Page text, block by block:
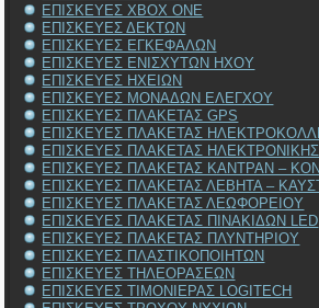
ΕΠΙΣΚΕΥΕΣ XBOX ONE
ΕΠΙΣΚΕΥΕΣ ΔΕΚΤΩΝ
ΕΠΙΣΚΕΥΕΣ ΕΓΚΕΦΑΛΩΝ
ΕΠΙΣΚΕΥΕΣ ΕΝΙΣΧΥΤΩΝ ΗΧΟΥ
ΕΠΙΣΚΕΥΕΣ ΗΧΕΙΩΝ
ΕΠΙΣΚΕΥΕΣ ΜΟΝΑΔΩΝ ΕΛΕΓΧΟΥ
ΕΠΙΣΚΕΥΕΣ ΠΛΑΚΕΤΑΣ GPS
ΕΠΙΣΚΕΥΕΣ ΠΛΑΚΕΤΑΣ
ΕΠΙΣΚΕΥΕΣ ΠΛΑΚΕΤΑΣ ΗΛΕΚΤΡΟΝΙΚΗΣ
ΕΠΙΣΚΕΥΕΣ ΠΛΑΚΕΤΑΣ ΚΑΝΤΡΑΝ –
ΕΠΙΣΚΕΥΕΣ ΠΛΑΚΕΤΑΣ ΛΕΒΗΤΑ –
ΕΠΙΣΚΕΥΕΣ ΠΛΑΚΕΤΑΣ ΛΕΩΦΟΡΕΙΟΥ
ΕΠΙΣΚΕΥΕΣ ΠΛΑΚΕΤΑΣ ΠΙΝΑΚΙΔΩΝ LED
ΕΠΙΣΚΕΥΕΣ ΠΛΑΚΕΤΑΣ ΠΛΥΝΤΗΡΙΟΥ
ΕΠΙΣΚΕΥΕΣ ΠΛΑΣΤΙΚΟΠΟΙΗΤΩΝ
ΕΠΙΣΚΕΥΕΣ ΤΗΛΕΟΡΑΣΕΩΝ
ΕΠΙΣΚΕΥΕΣ ΤΙΜΟΝΙΕΡΑΣ LOGITECH